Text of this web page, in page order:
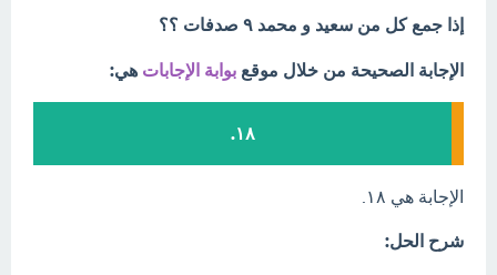
إذا جمع كل من سعيد و محمد ٩ صدفات ؟؟
الإجابة الصحيحة من خلال موقع بوابة الإجابات هي:
١٨.
الإجابة هي ١٨.
شرح الحل: